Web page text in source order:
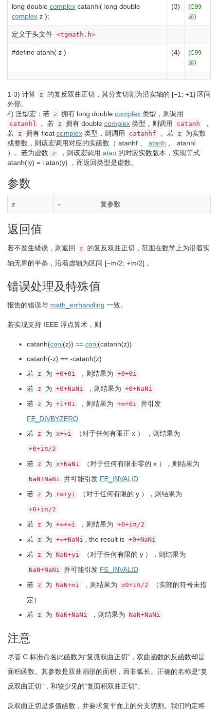
long double complex catanhl( long double
complex z );
(3)
(C99
起)
定义于头文件 <tgmath.h>
#define atanh( z ) (4)
(C99
起)
1-3) 计算 z 的复反双曲正切，其分支切割为沿实轴的 [−1; +1] 区间
外部。
4) 泛型宏：若 z 拥有 long double complex 类型，则调用
catanhl 。若 z 拥有 double complex 类型，则调用 catanh
，
若 z 拥有 float complex 类型，则调用 catanhf 。若 z
为实数
或整数，则该宏调用对应的实函数（ atanhf atanh
atanhl
）。若为虚数
z ，则该宏调用 atan 的对应实数版本，实现等式
atanh(iy) = i atan(y) ，而返回类型是虚数。
参数
z - 复参数
返回值
若不发生错误，则返回 z
的复反双曲正切，范围在数学上为沿着实
轴无界的半条，沿着虚轴为区间 [−iπ/2; +iπ/2] 。
错误处理及特殊值
报告的错误与 math_errhandling 一致。
若实现支持 IEEE 浮点算术，则
catanh(conj(z)) == conj(catanh(z))
catanh(-z) == -catanh(z)
若 z 为 +0+0i ，则结果为 +0+0i
若 z 为 +0+NaNi ，则结果为 +0+NaNi
若 z 为 +1+0i ，则结果为 +∞+0i 并引发
FE_DIVBYZERO
若 z 为 x+∞i （对于任何有限正 x ） ，则结果为
+0+iπ/2
若 z 为 x+NaNi （对于任何有限非零的 x ），则结果为
NaN+NaNi 并可能引发 FE_INVALID
若 z 为 +∞+yi （对于任何有限的 y ），则结果为
+0+iπ/2
若 z 为 +∞+∞i ，则结果为 +0+iπ/2
若 z 为 +∞+NaNi , the result is +0+NaNi
若 z 为 NaN+yi （对于任何有限的 y ），则结果为
NaN+NaNi 并可能引发 FE_INVALID
若 z 为 NaN+∞i ，则结果为 ±0+iπ/2
（实部的符号未指
定）
若 z 为 NaN+NaNi ，则结果为 NaN+NaNi
注意
尽管 C 标准命名此函数为“复弧双曲正切”，双曲函数的反函数却是
面积函数。其参数是双曲扇形的面积，而非弧长。正确的名称是“复
反双曲正切”，和较少见的“复面积双曲正切”。
反双曲正切是多值函数，并要求复平面上的分支切割。我们约定将